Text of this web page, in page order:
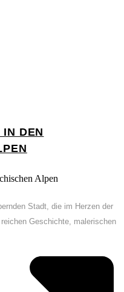
DEN
Stadt, die im Herzen der
Geschichte, malerischen